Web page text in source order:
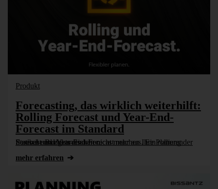
Produkt
Forecasting, das wirklich weiterhilft:
Rolling Forecast und Year-End-
Forecast im Standard
Statische Budgets reichen nicht mehr aus. Ein rollierender Forecast und Year-End-Forecast machen Ihre Planung flexibel und zukunftssicher.
mehr erfahren